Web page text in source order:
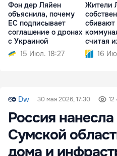
Фон дер Ляйен
объяснила, почему
ЕС подписывает
соглашение о дронах
с Украиной
15 Июл. 18:27
Жители
считая
16
Dw 30 мая 2026, 17:30 12
Россия
Сумской
дома и